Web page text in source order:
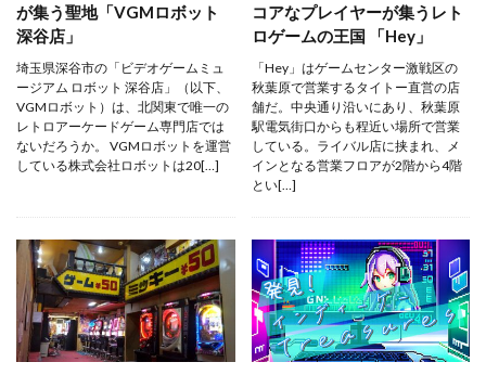
が集う聖地「VGMロボット
深谷店」
埼玉県深谷市の「ビデオゲームミュ
ージアム ロボット 深谷店」（以下、
VGMロボット）は、北関東で唯一の
レトロアーケードゲーム専門店では
ないだろうか。 VGMロボットを運営
している株式会社ロボットは20[…]
コアなプレイヤーが集うレト
ロゲームの王国 「Hey」
「Hey」はゲームセンター激戦区の
秋葉原で営業するタイトー直営の店
舗だ。中央通り沿いにあり、秋葉原
駅電気街口からも程近い場所で営業
している。ライバル店に挟まれ、メ
インとなる営業フロアが2階から4階
とい[…]